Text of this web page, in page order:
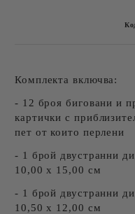
Комплекта включва:
- 12 броя биговани и
картички с
пет от които перлени
- 1 брой двустранни
10,00 х 15,00 см
- 1 брой двустранни
10,50 х 12,00 см